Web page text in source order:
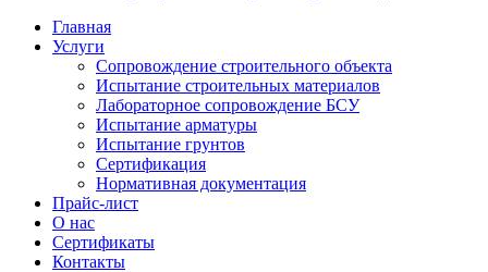
Главная
Услуги
Сопровождение строительного объекта
Испытание строительных материалов
Лабораторное сопровождение БСУ
Испытание арматуры
Испытание грунтов
Сертификация
Нормативная документация
Прайс-лист
О нас
Сертификаты
Контакты